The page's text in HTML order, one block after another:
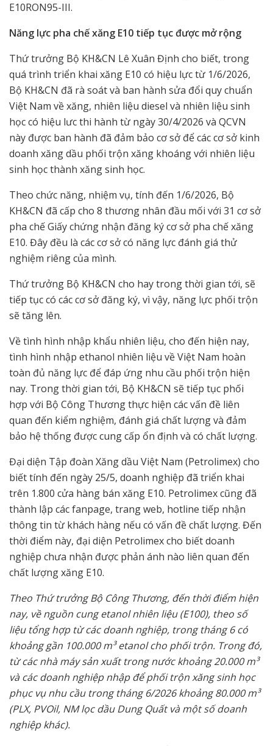
E10RON95-III.
Năng lực pha chế xăng E10 tiếp tục được mở rộng
Thứ trưởng Bộ KH&CN Lê Xuân Định cho biết, trong
quá trình triển khai xăng E10 có hiệu lực từ 1/6/2026,
Bộ KH&CN đã rà soát và ban hành sửa đổi quy chuẩn
Việt Nam về xăng, nhiên liệu diesel và nhiên liệu sinh
học có hiệu lưc thi hành từ ngày 30/4/2026 và QCVN
này được ban hành đã đảm bảo cơ sở để các cơ sở kinh
doanh xăng dầu phối trộn xăng khoáng với nhiên liệu
sinh học thành xăng sinh học.
Theo chức năng, nhiệm vụ, tính đến 1/6/2026, Bộ
KH&CN đã cấp cho 8 thương nhân đầu mối với 31 cơ sở
pha chế Giấy chứng nhận đăng ký cơ sở pha chế xăng
E10. Đây đều là các cơ sở có năng lực đánh giá thử
nghiệm riêng của mình.
Thứ trưởng Bộ KH&CN cho hay trong thời gian tới, sẽ
tiếp tục có các cơ sở đăng ký, vì vậy, năng lực phối trộn
sẽ tăng lên.
Về tình hình nhập khẩu nhiên liệu, cho đến hiện nay,
tình hình nhập ethanol nhiên liệu về Việt Nam hoàn
toàn đủ năng lực để đáp ứng nhu cầu phối trộn hiện
nay. Trong thời gian tới, Bộ KH&CN sẽ tiếp tục phối
hợp với Bộ Công Thương thực hiện các vấn đề liên
quan đến kiểm nghiệm, đánh giá chất lượng và đảm
bảo hệ thống được cung cấp ổn định và có chất lượng.
Đại diện Tập đoàn Xăng dầu Việt Nam (Petrolimex) cho
biết tính đến ngày 25/5, doanh nghiệp đã triển khai
trên 1.800 cửa hàng bán xăng E10. Petrolimex cũng đã
thành lập các fanpage, trang web, hotline tiếp nhận
thông tin từ khách hàng nếu có vấn đề chất lượng. Đến
thời điểm này, đại diện Petrolimex cho biết doanh
nghiệp chưa nhận được phản ánh nào liên quan đến
chất lượng xăng E10.
Theo Thứ trưởng Bộ Công Thương, đến thời điểm hiện
nay, về nguồn cung etanol nhiên liệu (E100), theo số
liệu tổng hợp từ các doanh nghiệp, trong tháng 6 có
khoảng gần 100.000 m³ etanol cho phối trộn. Trong đó,
từ các nhà máy sản xuất trong nước khoảng 20.000 m³
và các doanh nghiệp nhập để phối trộn xăng sinh học
phục vụ nhu cầu trong tháng 6/2026 khoảng 80.000 m³
(PLX, PVOil, NM lọc dầu Dung Quất và một số doanh
nghiệp khác).